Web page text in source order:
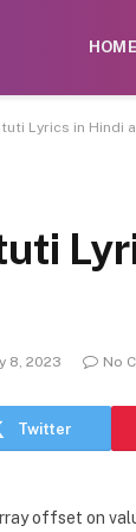
HOME
Lyrics in Hindi
8, 2023 No
Twitter
offset on